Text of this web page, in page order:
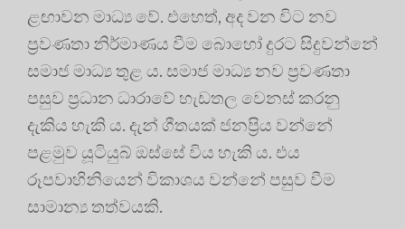
ළඟාවන මාධ්‍ය වේ. එහෙත්, අද වන විට නව
ප්‍රවණතා නිර්මාණය වීම බොහෝ දුරට සිදුවන්නේ
සමාජ මාධ්‍ය තුළ ය. සමාජ මාධ්‍ය නව ප්‍රවණතා
පසුව ප්‍රධාන ධාරාවේ හැඩතල වෙනස් කරනු
දැකිය හැකි ය. දැන් ගීතයක් ජනප්‍රිය වන්නේ
පළමුව යූටියුබ් ඔස්සේ විය හැකි ය. එය
රූපවාහිනියෙන් විකාශය වන්නේ පසුව වීම
සාමාන්‍ය තත්වයකි.